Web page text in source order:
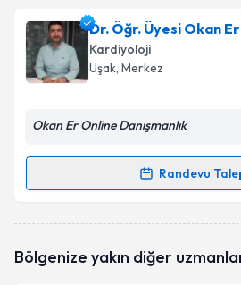
Dr. Öğr. Üyesi Okan Er
Kardiyoloji
Uşak, Merkez
Okan Er Online Danışmanlık
Randevu
Randevu Takvimi Talebi
oluşturun. Size bu uzmandan
Bölgenize yakın diğer